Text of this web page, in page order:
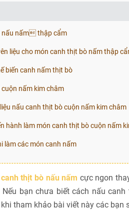
nấu nấm thập cẩm
liệu cho món canh thịt bò nấm thập
biến canh nấm thịt bò
nấm kim châm
nấu canh thịt bò cuộn nấm kim châm
hành làm món canh thịt bò cuộn nấm
làm các món canh nấm
canh thịt bò nấu nấm cực ngon
bạn chưa biết cách nấu
tham khảo bài viết này các